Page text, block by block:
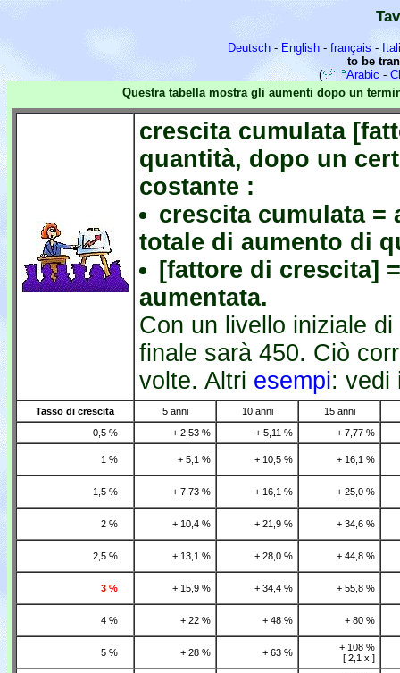
Deutsch- English- français -
to be
(
Arabic -
Questra tabella mostra gli aumenti dopo un
crescita cumulata
quantità, dopo un
costante :
crescita cumulata =
totale di aumento di
[fattore di crescita]
aumentata.
Con un livello iniziale
finale sarà 450. Ciò
volte. Altri esempi: vedi
Tasso di crescita 5 anni 10 anni
15 anni
0,5 %
+ 2,53 % + 5,11 % + 7,77 %
1 % + 5,1 % + 10,5 % + 16,1 %
1,5 % + 7,73 % + 16,1 % + 25,0 %
2 % + 10,4 % + 21,9 % + 34,6 %
2,5 % + 13,1 % + 28,0 % + 44,8 %
3 % + 15,9 % + 34,4 % + 55,8 %
4 % + 22 % + 48 % + 80 %
5 % + 28 % + 63 %
+ 108 %
[ 2,1 x ]